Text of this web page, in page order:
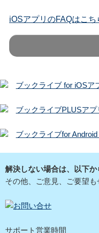
iOSアプリのFAQはこち
ブックライブ for iOSア
ブックライブPLUSア
ブックライブfor
解決しない場合は、以下か
その他、ご意見、ご要望も
サポート営業時間